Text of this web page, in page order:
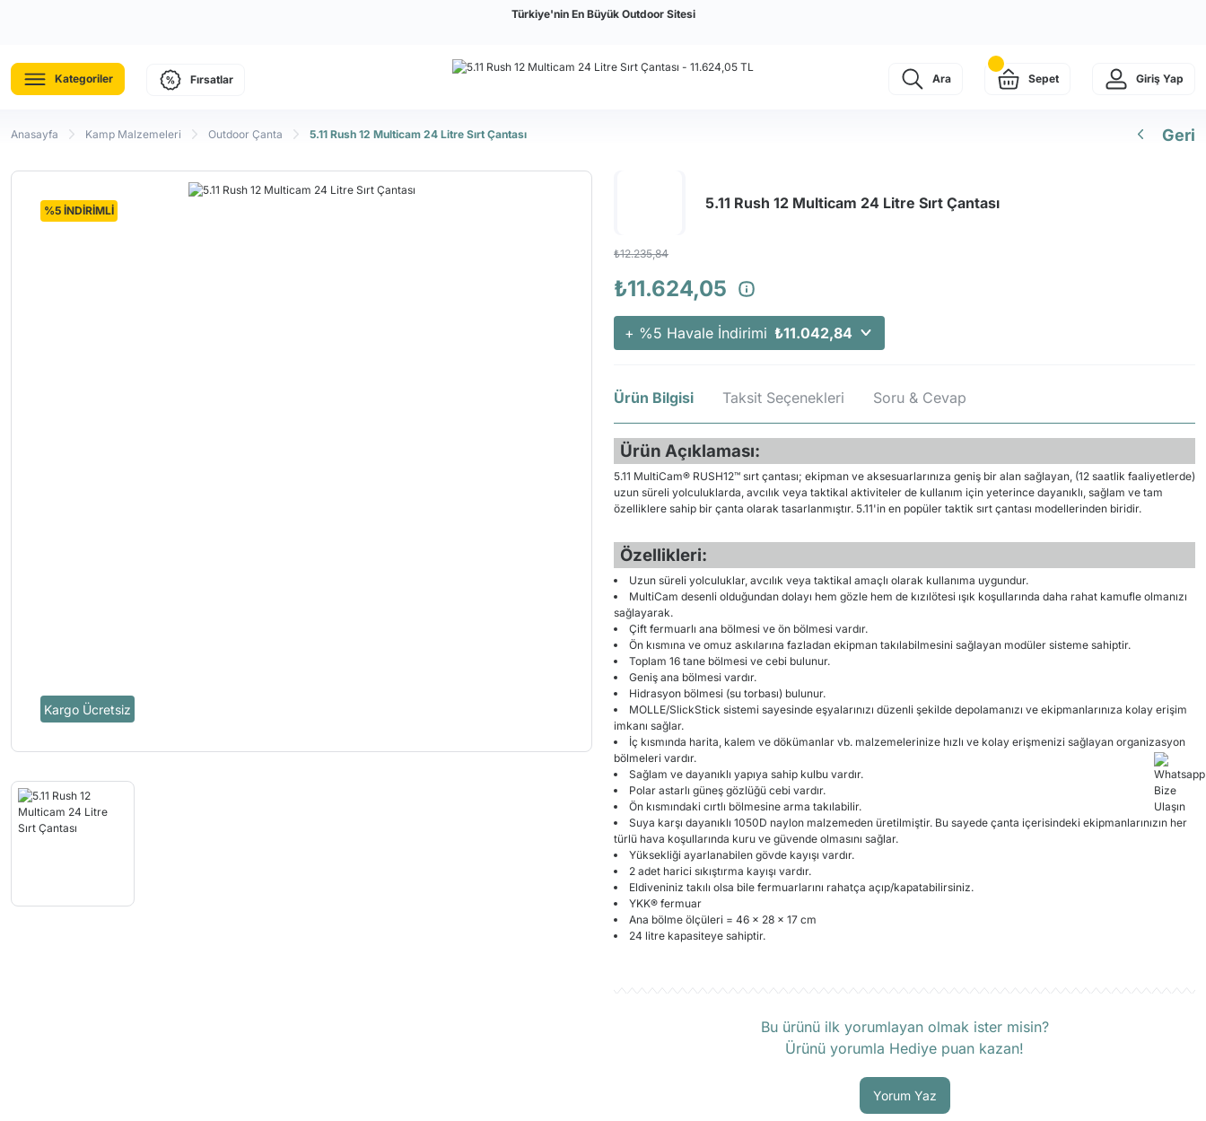
Türkiye'nin En Büyük Outdoor Sitesi
Kategoriler Fırsatlar Ara Sepet Giriş Yap
Anasayfa Kamp Malzemeleri Outdoor Çanta 5.11 Rush 12 Multicam 24 Litre Sırt Çantası Geri
Kargo Ücretsiz
%5 İNDİRİMLİ 5.11 Rush 12 Multicam 24 Litre Sırt Çantası
₺12.235,84
₺11.624,05
+ %5 Havale İndirimi ₺11.042,84
Ürün Bilgisi Taksit Seçenekleri Soru & Cevap
Ürün Açıklaması:
5.11 MultiCam® RUSH12™ sırt çantası; ekipman ve aksesuarlarınıza geniş bir alan sağlayan, (12 saatlik faaliyetlerde)
uzun süreli yolculuklarda, avcılık veya taktikal aktiviteler de kullanım için yeterince dayanıklı, sağlam ve tam
özelliklere sahip bir çanta olarak tasarlanmıştır. 5.11'in en popüler taktik sırt çantası modellerinden biridir.
Özellikleri:
Uzun süreli yolculuklar, avcılık veya taktikal amaçlı olarak kullanıma uygundur.
MultiCam desenli olduğundan dolayı hem gözle hem de kızılötesi ışık koşullarında daha rahat kamufle olmanızı
sağlayarak.
Çift fermuarlı ana bölmesi ve ön bölmesi vardır.
Ön kısmına ve omuz askılarına fazladan ekipman takılabilmesini sağlayan modüler sisteme sahiptir.
Toplam 16 tane bölmesi ve cebi bulunur.
Geniş ana bölmesi vardır.
Hidrasyon bölmesi (su torbası) bulunur.
MOLLE/SlickStick sistemi sayesinde eşyalarınızı düzenli şekilde depolamanızı ve ekipmanlarınıza kolay erişim
imkanı sağlar.
İç kısmında harita, kalem ve dökümanlar vb. malzemelerinize hızlı ve kolay erişmenizi sağlayan organizasyon
bölmeleri vardır.
Sağlam ve dayanıklı yapıya sahip kulbu vardır.
Polar astarlı güneş gözlüğü cebi vardır.
Ön kısmındaki cırtlı bölmesine arma takılabilir.
Suya karşı dayanıklı 1050D naylon malzemeden üretilmiştir. Bu sayede çanta içerisindeki ekipmanlarınızın her
türlü hava koşullarında kuru ve güvende olmasını sağlar.
Yüksekliği ayarlanabilen gövde kayışı vardır.
2 adet harici sıkıştırma kayışı vardır.
Eldiveniniz takılı olsa bile fermuarlarını rahatça açıp/kapatabilirsiniz.
YKK® fermuar
Ana bölme ölçüleri = 46 x 28 x 17 cm
24 litre kapasiteye sahiptir.
Bu ürünü ilk yorumlayan olmak ister misin?
Ürünü yorumla Hediye puan kazan!
Yorum Yaz